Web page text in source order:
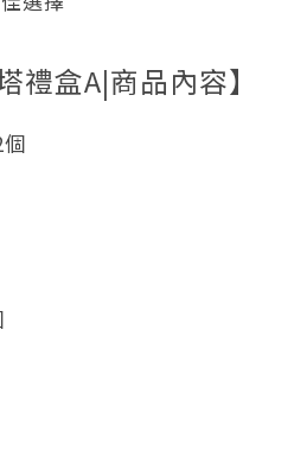
禮盒A|商品內容】